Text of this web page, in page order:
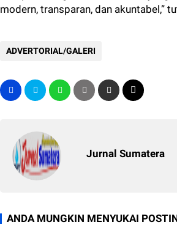
modern, transparan, dan akuntabel,”
ADVERTORIAL/GALERI
Jurnal Sumatera
ANDA MUNGKIN MENYUKAI